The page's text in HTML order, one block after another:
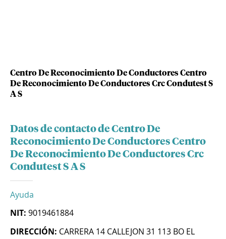
Centro De Reconocimiento De Conductores Centro
De Reconocimiento De Conductores Crc Condutest S
A S
Datos de contacto de Centro De
Reconocimiento De Conductores Centro
De Reconocimiento De Conductores Crc
Condutest S A S
Ayuda
NIT: 9019461884
DIRECCIÓN: CARRERA 14 CALLEJON 31 113 BO EL